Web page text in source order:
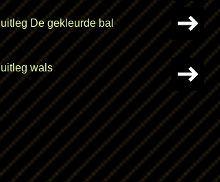
uitleg De gekleurde bal
uitleg wals